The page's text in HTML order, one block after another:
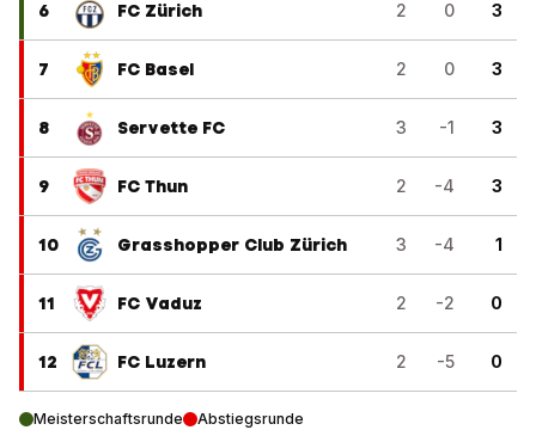
6 FC Zürich 2 0 3
7 FC Basel 2 0 3
8 Servette FC 3 -1 3
9 FC Thun 2 -4 3
10 Grasshopper Club Zürich 3 -4 1
11 FC Vaduz 2 -2 0
12 FC Luzern 2 -5 0
Meisterschaftsrunde Abstiegsrunde